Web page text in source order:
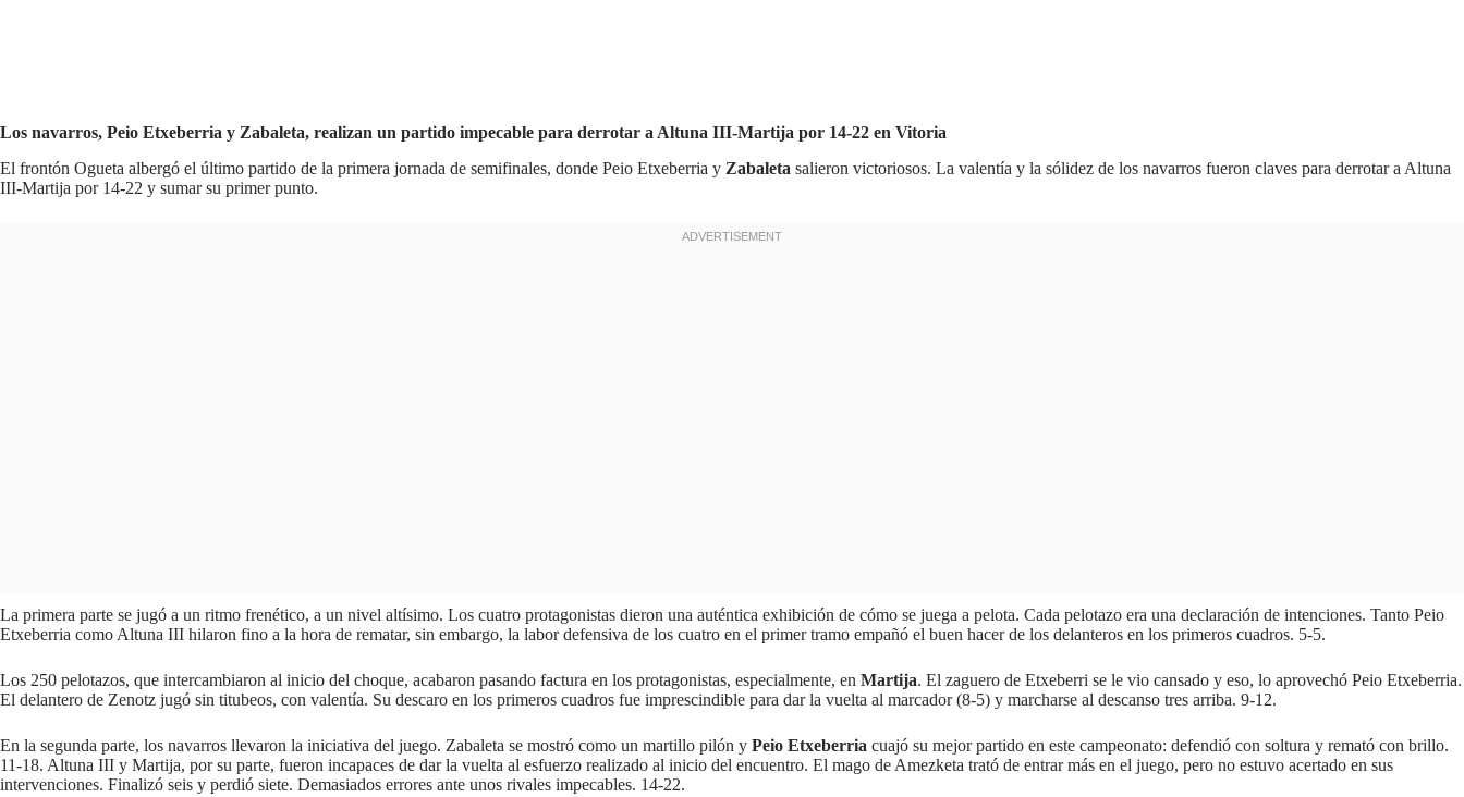
Los navarros, Peio Etxeberria y Zabaleta, realizan un partido impecable para derrotar a Altuna III-Martija por 14-22 en Vitoria
El frontón Ogueta albergó el último partido de la primera jornada de semifinales, donde Peio Etxeberria y Zabaleta salieron victoriosos. La valentía y la sólidez de los navarros fueron claves para derrotar a Altuna
III-Martija por 14-22 y sumar su primer punto.
La primera parte se jugó a un ritmo frenético, a un nivel altísimo. Los cuatro protagonistas dieron una auténtica exhibición de cómo se juega a pelota. Cada pelotazo era una declaración de intenciones. Tanto Peio
Etxeberria como Altuna III hilaron fino a la hora de rematar, sin embargo, la labor defensiva de los cuatro en el primer tramo empañó el buen hacer de los delanteros en los primeros cuadros. 5-5.
Los 250 pelotazos, que intercambiaron al inicio del choque, acabaron pasando factura en los protagonistas, especialmente, en Martija. El zaguero de Etxeberri se le vio cansado y eso, lo aprovechó Peio Etxeberria.
El delantero de Zenotz jugó sin titubeos, con valentía. Su descaro en los primeros cuadros fue imprescindible para dar la vuelta al marcador (8-5) y marcharse al descanso tres arriba. 9-12.
En la segunda parte, los navarros llevaron la iniciativa del juego. Zabaleta se mostró como un martillo pilón y Peio Etxeberria cuajó su mejor partido en este campeonato: defendió con soltura y remató con brillo.
11-18. Altuna III y Martija, por su parte, fueron incapaces de dar la vuelta al esfuerzo realizado al inicio del encuentro. El mago de Amezketa trató de entrar más en el juego, pero no estuvo acertado en sus
intervenciones. Finalizó seis y perdió siete. Demasiados errores ante unos rivales impecables. 14-22.